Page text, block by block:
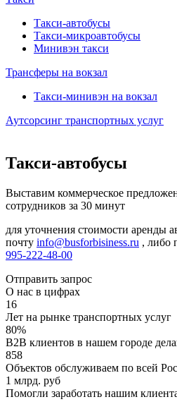
Такси-автобусы
Такси-микроавтобусы
Минивэн такси
Трансферы на вокзал
Такси-минивэн на вокзал
Аутсорсинг транспортных услуг
Такси-автобусы
Выставим коммерческое
сотрудников за 30 минут
для уточнения стоимости аренды
почту info@busforbisiness.ru , либо
995-222-48-00
Отправить запрос
О нас в цифрах
16
Лет на рынке транспортных услуг
80%
B2B клиентов в нашем городе
858
Объектов обслуживаем по всей
1 млрд. руб
Помогли заработать нашим